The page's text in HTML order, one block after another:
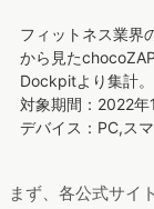
フィットネス業界
から見た
Dockpitより集計。
対象期間：2022
デバイス：PC,ス
まず、各公式サイ